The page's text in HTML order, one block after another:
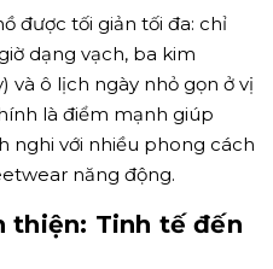
được tối giản tối đa: chỉ
dạng vạch, ba kim
và ô lịch ngày nhỏ gọn ở vị
là điểm mạnh giúp
nghi với nhiều phong cách
năng động.
thiện: Tinh tế đến